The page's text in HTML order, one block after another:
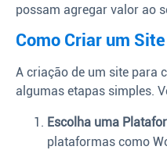
possam agregar valor ao
Como Criar um
A criação de um site para
algumas etapas simples.
Escolha uma
plataformas como